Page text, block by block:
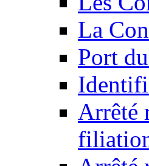
La
Port
Arrêté